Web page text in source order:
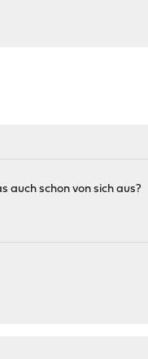
auch schon von sich aus?